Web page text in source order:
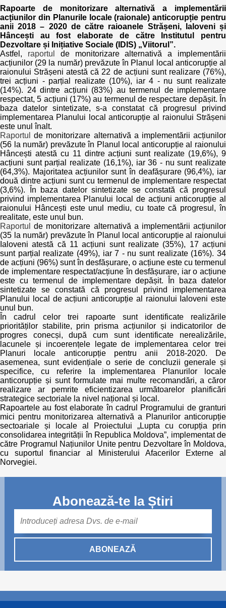
Buletin EU-STRAT
Aplică la BUNELE PRACTICI
Transparența întreprinderilor de stat
Cele mai bune și cele mai proaste politici locale din
Moldova
Democrația, independența și transparența instituțiilor
publice-cheie din Moldova
Achiziții publice
Achizițiile publice în vizorul societății civile
Rapoarte de monitorizare alternativă a implementării
acțiunilor din Planurile locale (raionale) anticorupție pentru
anii 2018 – 2020 de către raioanele Strășeni, Ialoveni și
Hâncești au fost elaborate de către Institutul pentru
Dezvoltare și Inițiative Sociale (IDIS) „Viitorul”.
Astfel, raportul
de monitorizare alternativă a implementării
acțiunilor (29 la număr) prevăzute în Planul local anticorupție al
raionului Strășeni atestă că 22 de acțiuni sunt realizare (76%),
trei acțiuni - parțial realizate (10%), iar 4 - nu sunt realizate
(14%). 24 dintre acțiuni (83%) au termenul de implementare
respectat, 5 acțiuni (17%) au termenul de respectare depășit. În
baza datelor sintetizate, s-a constatat că progresul privind
implementarea Planului local anticorupție al raionului Strășeni
este unul înalt.
Raportul
de monitorizare alternativă a implementării acțiunilor
(56 la număr) prevăzute în Planul local anticorupție al raionului
Hâncești atestă cu 11 dintre acțiuni sunt realizate (19,6%), 9
acțiuni sunt parțial realizate (16,1%), iar 36 - nu sunt realizate
(64,3%). Majoritatea acțiunilor sunt în deafășurare (96,4%), iar
două dintre acțiuni sunt cu termenul de implementare respectat
(3,6%). În baza datelor sintetizate se constată că progresul
privind implementarea Planului local de acțiuni anticorupție al
raionului Hâncești este unul mediu, cu toate că progresul, în
realitate, este unul bun.
Raportul
de monitorizare alternativă a implementării acțiunilor
(35 la număr) prevăzute în Planul local anticorupție al raionului
Ialoveni atestă că 11 acțiuni sunt realizate (35%), 17 acțiuni
sunt parțial realizate (49%), iar 7 - nu sunt realizate (16%). 34
de acțiuni (96%) sunt în desfășurare, o acțiune este cu termenul
de implementare respectat/acțiune în desfășurare, iar o acțiune
este cu termenul de implementare depășit. În baza datelor
sintetizate se constată că progresul privind implementarea
Planului local de acțiuni anticorupție al raionului Ialoveni este
unul bun.
În cadrul celor trei rapoarte sunt identificate realizările
priorităților stabilite, prin prisma acțiunilor și indicatorilor de
progres conecși, după cum sunt identificate nerealizările,
lacunele și incoerențele legate de implementarea celor trei
Planuri locale anticorupție pentru anii 2018-2020. De
asemenea, sunt evidențiale o serie de concluzii generale și
specifice, cu referire la implementarea Planurilor locale
anticorupție și sunt formulate mai multe recomandări, a căror
realizare ar pemrite eficientizarea următoarelor planificări
strategice sectoriale la nivel național și local.
Rapoartele au fost elaborate în cadrul Programului de granturi
mici pentru monitorizarea alternativă a Planurilor anticorupție
sectoariale și locale al Proiectului „Lupta cu corupția prin
consolidarea integrității în Republica Moldova”, implementat de
către Programul Națiunilor Unite pentru Dezvoltare în Moldova,
cu suportul financiar al Ministerului Afacerilor Externe al
Norvegiei.
Abonează-te la Știri
ABONEAZĂ